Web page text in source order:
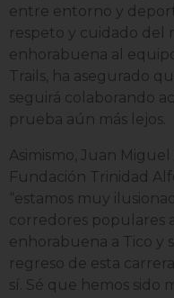
entre entorno y
respeto y cuidado del
enhorabuena al
Trails, ha asegurado
seguirá colaborando
prueba aún más lejos.
Asimismo, Juan
Fundación Trinidad
“estamos muy
corredores populares
enhorabuena a Tico y
regreso de esta
sí. Sé que hemos sido